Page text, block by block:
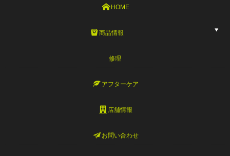
HOME
商品情報
修理
アフターケア
店舗情報
お問い合わせ